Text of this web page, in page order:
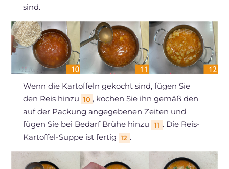
sind.
Wenn die Kartoffeln gekocht sind, fügen Sie
den Reis hinzu 10 , kochen Sie ihn gemäß den
auf der Packung angegebenen Zeiten und
fügen Sie bei Bedarf Brühe hinzu
11 . Die Reis-
Kartoffel-Suppe ist fertig 12 .